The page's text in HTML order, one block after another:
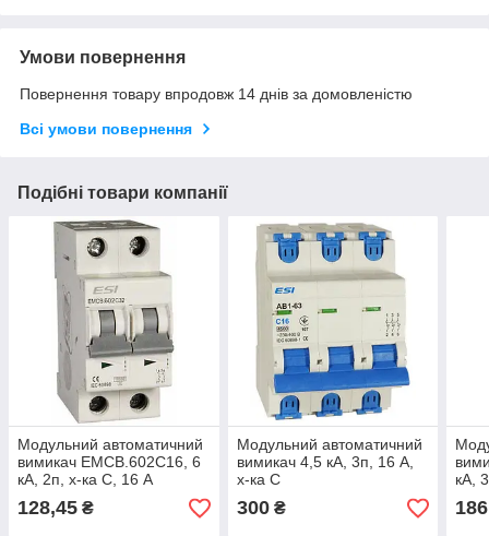
Умови повернення
Повернення товару впродовж 14 днів за домовленістю
Всі умови повернення
Подібні товари компанії
Модульний автоматичний
вимикач EMCB.602C16, 6
кА, 2п, х-ка С, 16 А
128,45 ₴
Модульний автоматичний
вимикач 4,5 кА, 3п, 16 А,
х-ка С
300₴
кА,